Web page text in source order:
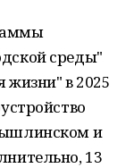
среды"
жизни" в 2025
и
13